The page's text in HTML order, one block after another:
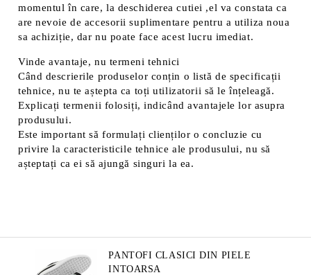
momentul în care, la deschiderea cutiei ,el va constata ca
are nevoie de accesorii suplimentare pentru a utiliza noua
sa achiziție, dar nu poate face acest lucru imediat.
Vinde avantaje, nu termeni tehnici
Când descrierile produselor conțin o listă de specificații
tehnice, nu te aștepta ca toți utilizatorii să le înțeleagă.
Explicați termenii folosiți, indicând avantajele lor asupra
produsului.
Este important să formulați clienților o concluzie cu
privire la caracteristicile tehnice ale produsului, nu să
așteptați ca ei să ajungă singuri la ea.
PANTOFI CLASICI DIN PIELE
INTOARSA